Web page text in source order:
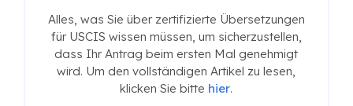
Alles, was Sie über zertifizierte Übersetzungen
für USCIS wissen müssen, um sicherzustellen,
dass Ihr Antrag beim ersten Mal genehmigt
wird. Um den vollständigen Artikel zu lesen,
klicken Sie bitte hier.